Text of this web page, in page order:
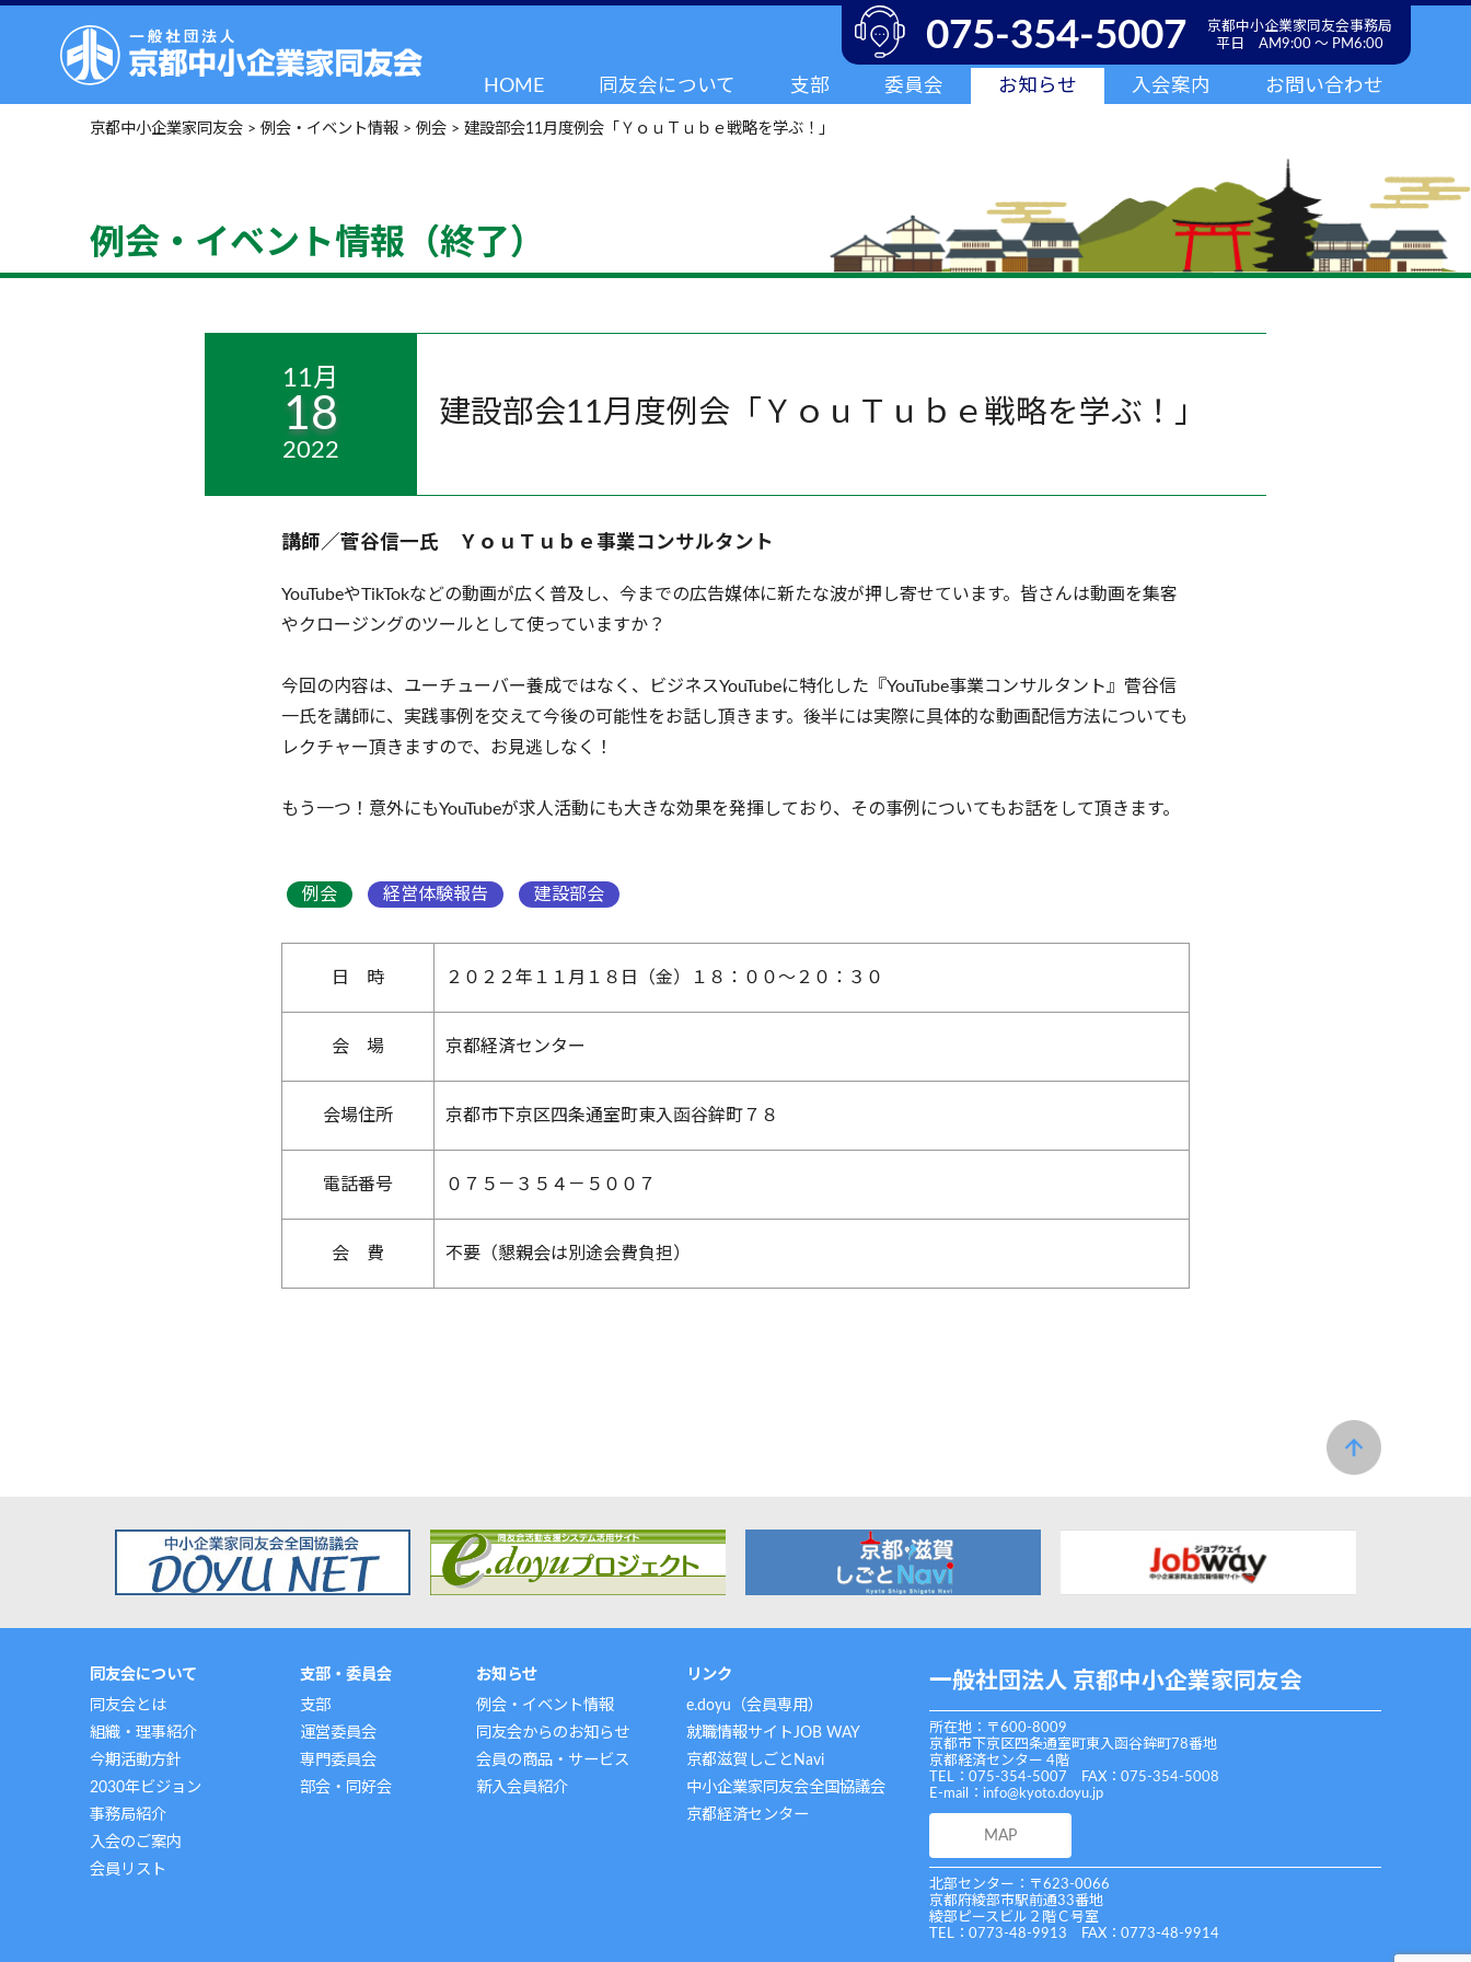
HOME 同友会について 支部 委員会 お知らせ 入会案内 お問い合わせ
075-354-5007
京都中小企業家同友会事務局
平日 AM9:00 ～ PM6:00
京都中小企業家同友会 > 例会・イベント情報 > 例会 > 建設部会11月度例会「ＹｏｕＴｕｂｅ戦略を学ぶ！」
例会・イベント情報（終了）
11月
18
2022
建設部会11月度例会「ＹｏｕＴｕｂｅ戦略を学ぶ！」
講師／菅谷信一氏 ＹｏｕＴｕｂｅ事業コンサルタント
YouTubeやTikTokなどの動画が広く普及し、今までの広告媒体に新たな波が押し寄せています。皆さんは動画を集客
やクロージングのツールとして使っていますか？
今回の内容は、ユーチューバー養成ではなく、ビジネスYouTubeに特化した『YouTube事業コンサルタント』菅谷信
一氏を講師に、実践事例を交えて今後の可能性をお話し頂きます。後半には実際に具体的な動画配信方法についても
レクチャー頂きますので、お見逃しなく！
もう一つ！意外にもYouTubeが求人活動にも大きな効果を発揮しており、その事例についてもお話をして頂きます。
例会 経営体験報告 建設部会
日 時 ２０２２年１１月１８日（金）１８：００～２０：３０
会 場 京都経済センター
会場住所 京都市下京区四条通室町東入函谷鉾町７８
電話番号 ０７５－３５４－５００７
会 費 不要（懇親会は別途会費負担）
同友会について
同友会とは
組織・理事紹介
今期活動方針
2030年ビジョン
事務局紹介
入会のご案内
会員リスト
支部・委員会
支部
運営委員会
専門委員会
部会・同好会
お知らせ
例会・イベント情報
同友会からのお知らせ
会員の商品・サービス
新入会員紹介
リンク
e.doyu（会員専用）
就職情報サイトJOB WAY
京都滋賀しごとNavi
中小企業家同友会全国協議会
京都経済センター
一般社団法人 京都中小企業家同友会
所在地：〒600-8009
京都市下京区四条通室町東入函谷鉾町78番地
京都経済センター 4階
TEL：075-354-5007 FAX：075-354-5008
E-mail： info@kyoto.doyu.jp
MAP
北部センター：〒623-0066
京都府綾部市駅前通33番地
綾部ピースビル２階Ｃ号室
TEL：0773-48-9913 FAX：0773-48-9914